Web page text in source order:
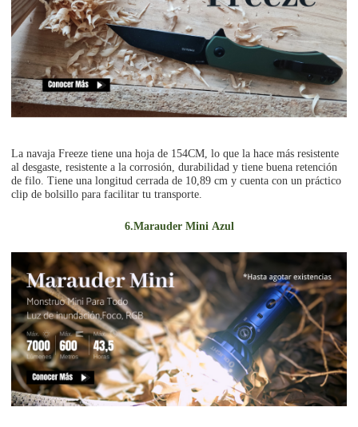
La navaja Freeze tiene una hoja de 154CM, lo que la hace más resistente
al desgaste, resistente a la corrosión, durabilidad y tiene buena retención
de filo. Tiene una longitud cerrada de 10,89 cm y cuenta con un práctico
clip de bolsillo para facilitar tu transporte.
6.Marauder MiniAzul